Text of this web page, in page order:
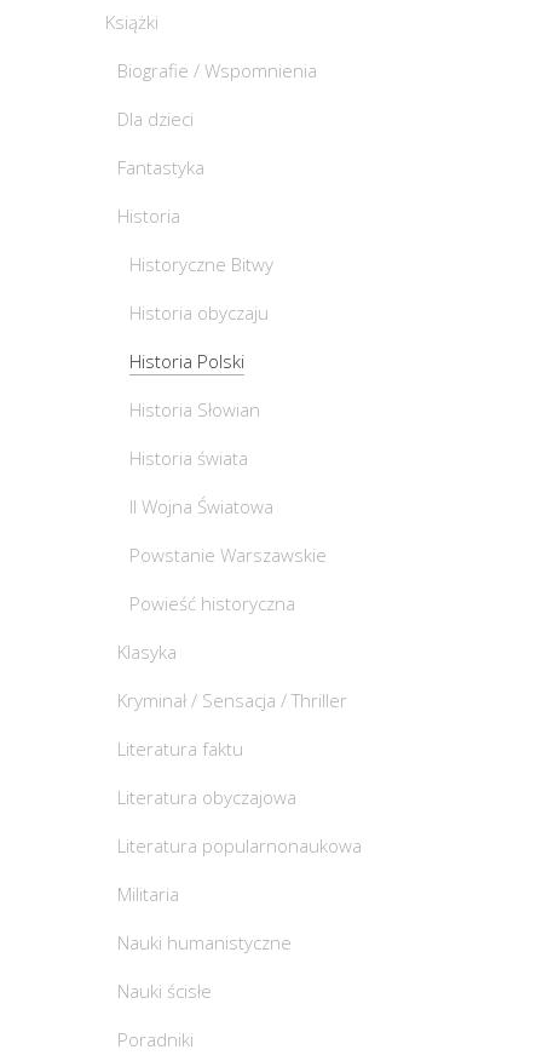
Książki
Biografie / Wspomnienia
Dla dzieci
Fantastyka
Historia
Historyczne Bitwy
Historia obyczaju
Historia Polski
Historia Słowian
Historia świata
II Wojna Światowa
Powstanie Warszawskie
Powieść historyczna
Klasyka
Kryminał / Sensacja / Thriller
Literatura faktu
Literatura obyczajowa
Literatura popularnonaukowa
Militaria
Nauki humanistyczne
Nauki ścisłe
Poradniki